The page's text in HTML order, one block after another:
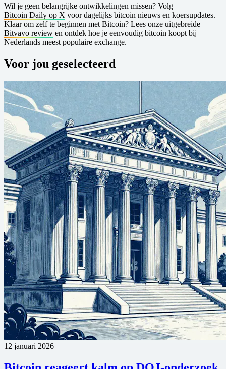
Wil je geen belangrijke ontwikkelingen missen? Volg
Bitcoin Daily op X voor dagelijks bitcoin nieuws en koersupdates.
Klaar om zelf te beginnen met Bitcoin? Lees onze uitgebreide
Bitvavo review en ontdek hoe je eenvoudig bitcoin koopt bij
Nederlands meest populaire exchange.
Voor jou geselecteerd
12 januari 2026